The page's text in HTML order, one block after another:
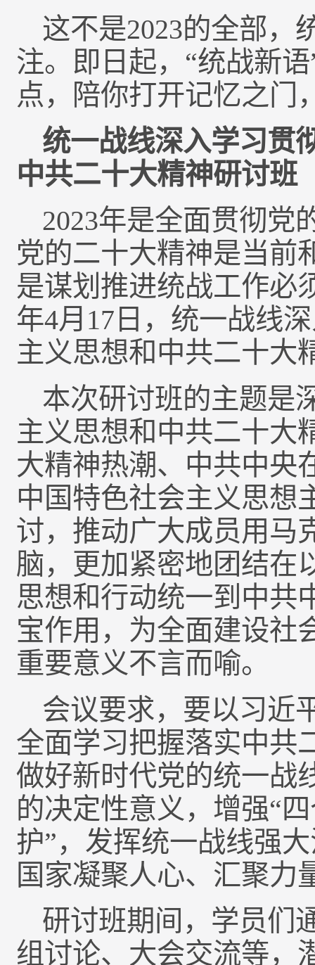
这不是2023的全部，
注。即日起，“统战新
点，陪你打开记忆之门
统一战线深入学习贯
中共二十大精神研讨班
2023年是全面贯彻党
党的二十大精神是当前
是谋划推进统战工作必
年4月17日，统一战线
主义思想和中共二十大
本次研讨班的主题是
主义思想和中共二十大
大精神热潮、中共中央
中国特色社会主义思想
讨，推动广大成员用马
脑，更加紧密地团结在
思想和行动统一到中共
宝作用，为全面建设社
重要意义不言而喻。
会议要求，要以习近
全面学习把握落实中共
做好新时代党的统一战
的决定性意义，增强“
护”，发挥统一战线强
国家凝聚人心、汇聚力
研讨班期间，学员们
组讨论、大会交流等，